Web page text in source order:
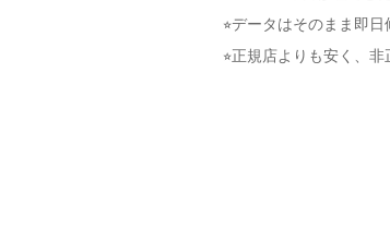
⭐︎データはそのまま即日
⭐︎正規店よりも安く、